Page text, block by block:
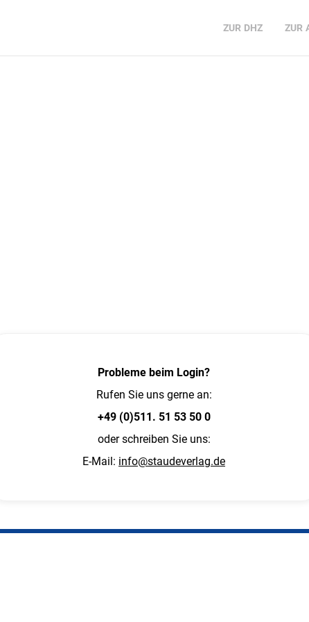
ZUR DHZ ZUR
Probleme beim Login?
Rufen Sie uns gerne an:
+49 (0)511. 51 53 50 0
oder schreiben Sie uns:
E-Mail: info@staudeverlag.de